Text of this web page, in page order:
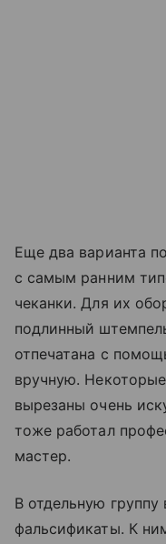
Еще два варианта
с самым ранним
чеканки. Для их
подлинный
отпечатана с
вручную.
вырезаны очень
тоже работал
мастер.
В отдельную
фальсификаты. К